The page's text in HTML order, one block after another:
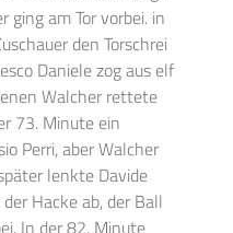
ging am Tor vorbei. in
den Torschrei
Daniele zog aus elf
Walcher rettete
73. Minute ein
Perri, aber Walcher
lenkte Davide
Hacke ab, der Ball
In der 82. Minute